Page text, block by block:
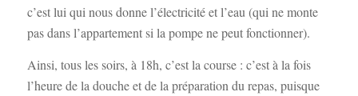
c’est lui qui nous donne l’électricité et l’eau (qui ne monte
pas dans l’appartement si la pompe ne peut fonctionner).
Ainsi, tous les soirs, à 18h, c’est la course : c’est à la fois
l’heure de la douche et de la préparation du repas, puisque